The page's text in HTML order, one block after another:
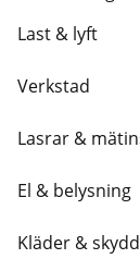
Last & lyft
Verkstad
Lasrar &
El & belysning
Kläder & skydd